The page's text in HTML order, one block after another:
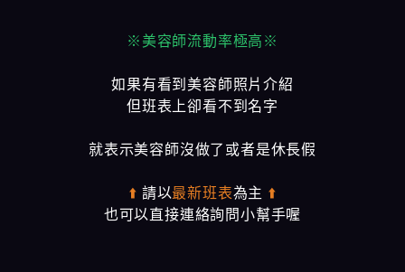
※美容師流動率極高※
如果有看到美容師照片介紹
但班表上卻看不到名字
就表示美容師沒做了或者是休長假
⬆️ 請以最新班表為主 ⬆️
也可以直接連絡詢問小幫手喔